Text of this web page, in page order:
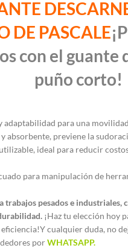
DE PASCALE
con el guante
puño corto!
adaptabilidad para una
absorbente, previene la
ideal para reducir
para manipulación de
trabajos pesados e industriales,
¡Haz tu elección hoy
cualquier duda, no
porWHATSAPP.